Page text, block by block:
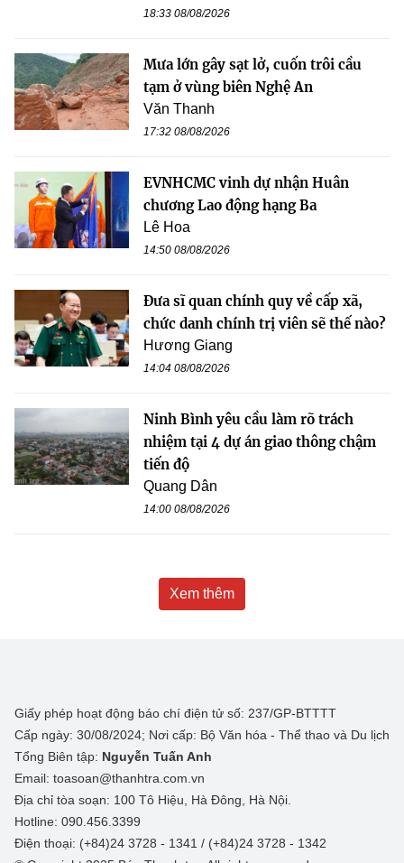
18:33 08/08/2026
Mưa lớn gây sạt lở, cuốn trôi cầu
tạm ở vùng biên Nghệ An
Văn Thanh
17:32 08/08/2026
EVNHCMC vinh dự nhận Huân
chương Lao động hạng Ba
Lê Hoa
14:50 08/08/2026
Đưa sĩ quan chính quy về cấp xã,
chức danh chính trị viên sẽ thế nào?
Hương Giang
14:04 08/08/2026
Ninh Bình yêu cầu làm rõ trách
nhiệm tại 4 dự án giao thông chậm
tiến độ
Quang Dân
14:00 08/08/2026
Xem thêm
Giấy phép hoạt động báo chí điện tử số: 237/GP-BTTTT
Cấp ngày: 30/08/2024; Nơi cấp: Bộ Văn hóa - Thể thao và Du lịch
Tổng Biên tập: Nguyễn Tuấn Anh
Email: toasoan@thanhtra.com.vn
Địa chỉ tòa soạn: 100 Tô Hiệu, Hà Đông, Hà Nội.
Hotline: 090.456.3399
Điện thoại: (+84)24 3728 - 1341 / (+84)24 3728 - 1342